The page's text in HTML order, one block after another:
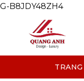
G-B8JDY48ZH4Skip